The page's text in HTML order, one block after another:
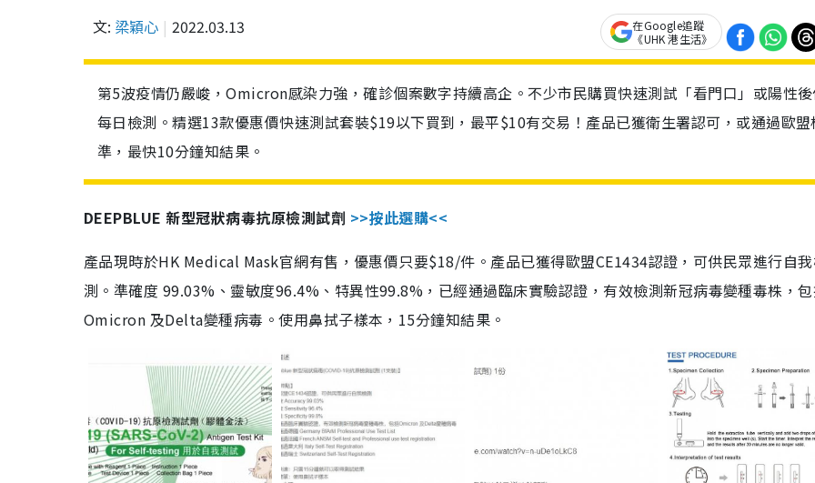
文: 梁穎心 2022.03.13
在Google追蹤
《UHK 港生活》
第5波疫情仍嚴峻，Omicron感染力強，確診個案數字持續高企。不少市民購買快速測試「看門口」或陽性
每日檢測。精選13款優惠價快速測試套裝$19以下買到，最平$10有交易！產品已獲衛生署認可，或通過歐盟
準，最快10分鐘知結果。
DEEPBLUE 新型冠狀病毒抗原檢測試劑 >>按此選購<<
產品現時於HK Medical Mask官網有售，優惠價只要$18/件。產品已獲得歐盟CE1434認證，可供民眾進行自
測。準確度 99.03%、靈敏度96.4%、特異性99.8%，已經通過臨床實驗認證，有效檢測新冠病毒變種毒株，
Omicron 及Delta變種病毒。使用鼻拭子樣本，15分鐘知結果。